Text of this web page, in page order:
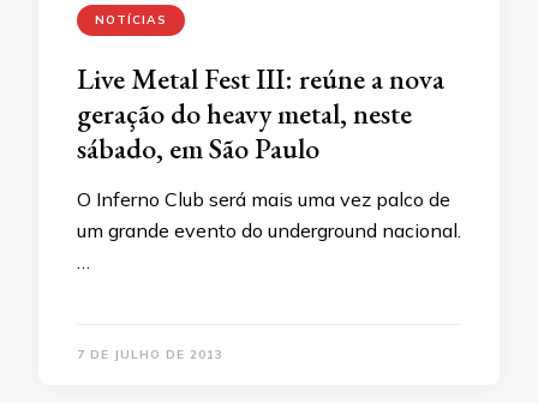
NOTÍCIAS
Live Metal Fest III: reúne a nova
geração do heavy metal, neste
sábado, em São Paulo
O Inferno Club será mais uma vez palco de
um grande evento do underground nacional.
…
7 DE JULHO DE 2013